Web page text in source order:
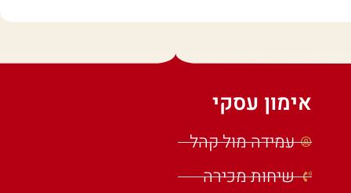
אימון עסקי
עמידה מול קהל
שיחות מכירה